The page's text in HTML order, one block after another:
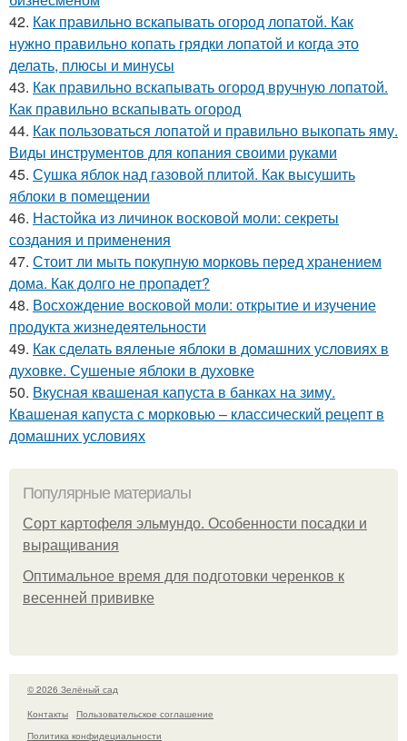
42. Как правильно вскапывать огород лопатой. Как
нужно правильно копать грядки лопатой и когда это
делать, плюсы и минусы
43. Как правильно вскапывать огород вручную лопатой.
Как правильно вскапывать огород
44. Как пользоваться лопатой и правильно выкопать яму.
Виды инструментов для копания своими руками
45. Сушка яблок над газовой плитой. Как высушить
яблоки в помещении
46. Настойка из личинок восковой моли: секреты
создания и применения
47. Стоит ли мыть покупную морковь перед хранением
дома. Как долго не пропадет?
48. Восхождение восковой моли: открытие и изучение
продукта жизнедеятельности
49. Как сделать вяленые яблоки в домашних условиях в
духовке. Сушеные яблоки в духовке
50. Вкусная квашеная капуста в банках на зиму.
Квашеная капуста с морковью – классический рецепт в
домашних условиях
Популярные материалы
Сорт картофеля эльмундо. Особенности посадки и
выращивания
Оптимальное время для подготовки черенков к
весенней прививке
© 2026 Зелёный сад
Контакты
Пользовательское соглашение
Политика конфидециальности